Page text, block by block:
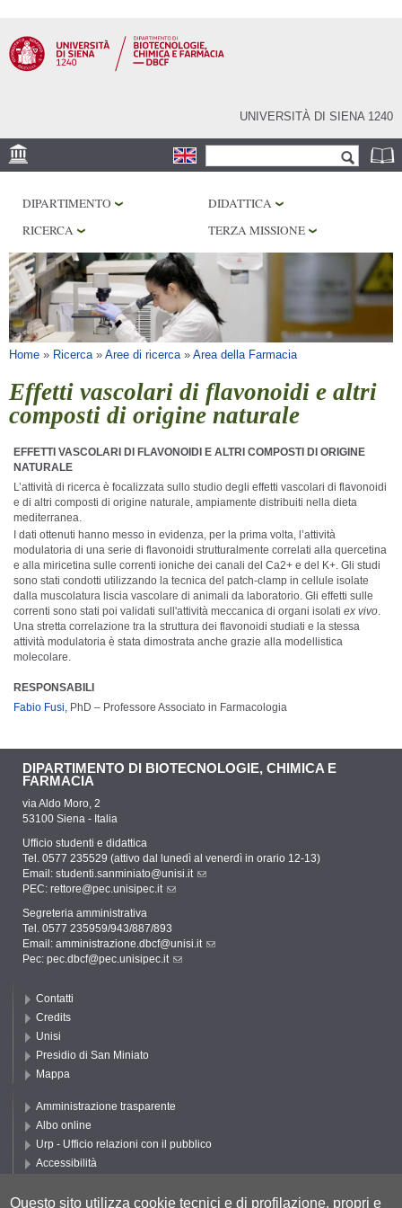
contenuto
principale
UNIVERSITÀ DI SIENA 1240
Form di ricerca
CENTRI DI RICERCA
LABORATORI
BIBLIOTECHE
SERVIZI
DIPARTIMENTO
DIDATTICA
RICERCA
TERZA MISSIONE
Tu sei qui
Home » Ricerca» Aree di ricerca» Area della Farmacia
Effetti vascolari di flavonoidi e altri
composti di origine naturale
EFFETTI VASCOLARI DI FLAVONOIDI E ALTRI COMPOSTI DI ORIGINE
NATURALE
L’attività di ricerca è focalizzata sullo studio degli effetti vascolari di flavonoidi
e di altri composti di origine naturale, ampiamente distribuiti nella dieta
mediterranea.
I dati ottenuti hanno messo in evidenza, per la prima volta, l’attività
modulatoria di una serie di flavonoidi strutturalmente correlati alla quercetina
e alla miricetina sulle correnti ioniche dei canali del Ca2+ e del K+. Gli studi
sono stati condotti utilizzando la tecnica del patch-clamp in cellule isolate
dalla muscolatura liscia vascolare di animali da laboratorio. Gli effetti sulle
correnti sono stati poi validati sull'attività meccanica di organi isolati ex vivo.
Una stretta correlazione tra la struttura dei flavonoidi studiati e la stessa
attività modulatoria è stata dimostrata anche grazie alla modellistica
molecolare.
RESPONSABILI
Fabio Fusi, PhD – Professore Associato in Farmacologia
DIPARTIMENTO DI BIOTECNOLOGIE, CHIMICA E
FARMACIA
via Aldo Moro, 2
53100 Siena - Italia
Ufficio studenti e didattica
Tel. 0577 235529 (attivo dal lunedì al venerdì in orario 12-13)
Email: studenti.sanminiato@unisi.it
PEC: rettore@pec.unisipec.it
Segreteria amministrativa
Tel. 0577 235959/943/887/893
Email: amministrazione.dbcf@unisi.it
Pec: pec.dbcf@pec.unisipec.it
Contatti
Credits
Unisi
Presidio di San Miniato
Mappa
Amministrazione trasparente
Albo online
Urp - Ufficio relazioni con il pubblico
Accessibilità
Cookie settings
Questo sito utilizza cookie tecnici e di profilazione, propri e